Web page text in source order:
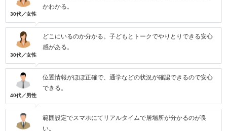
30代／女性
かわかる。
30代／女性
どこにいるのか分かる。子どもとトークでやりとりできる安心
感がある。
40代／男性
位置情報がほぼ正確で、通学などの状況が確認できるので安心
できる。
範囲設定でスマホにてリアルタイムで居場所が分かるのが良
い。